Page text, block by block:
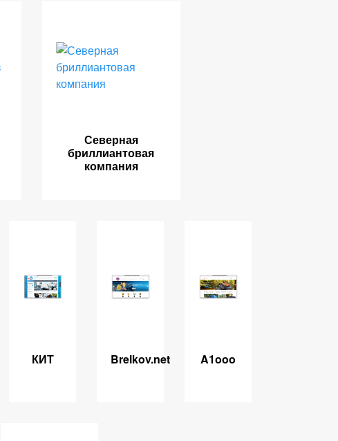
Северная
бриллиантовая
компания
КИТ Brelkov.net A1ooo